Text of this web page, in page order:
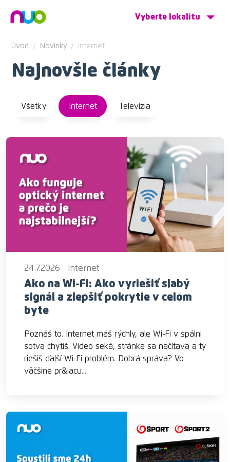
Vyberte lokalitu
Úvod Novinky Internet
Najnovšie články
Všetky Internet Televízia
24.7.2026 Internet
Ako na Wi-Fi: Ako vyriešiť slabý
signál a zlepšiť pokrytie v celom
byte
Poznáš to. Internet máš rýchly, ale Wi-Fi v spálni
sotva chytíš. Video seká, stránka sa načítava a ty
riešiš ďalší Wi-Fi problém. Dobrá správa? Vo
väčšine pr&iacu...